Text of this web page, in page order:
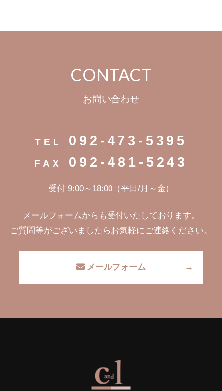
CONTACT
お問い合わせ
TEL 092-473-5395
FAX 092-481-5243
受付 9:00～18:00（平日/月～金）
メールフォームからも受付いたしております。
ご質問等がございましたらお気軽にご連絡ください。
メールフォーム